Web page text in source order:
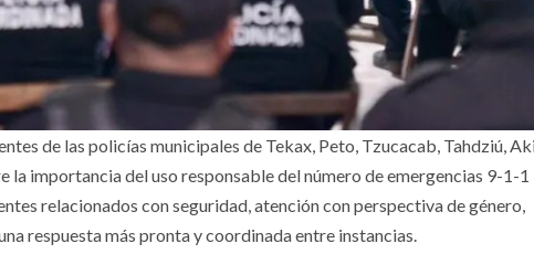
de las policías municipales de Tekax, Peto, Tzucacab, Tahdziú,
importancia del uso responsable del número de emergencias 9-1-1
relacionados con seguridad, atención con perspectiva de género,
respuesta más pronta y coordinada entre instancias.